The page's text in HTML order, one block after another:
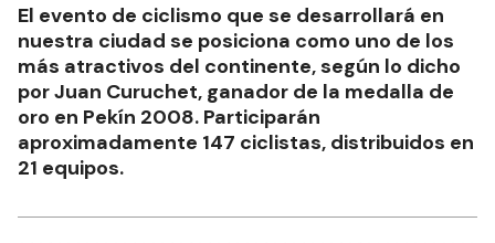
El evento de ciclismo que se desarrollará en
nuestra ciudad se posiciona como uno de los
más atractivos del continente, según lo dicho
por Juan Curuchet, ganador de la medalla de
oro en Pekín 2008. Participarán
aproximadamente 147 ciclistas, distribuidos en
21 equipos.